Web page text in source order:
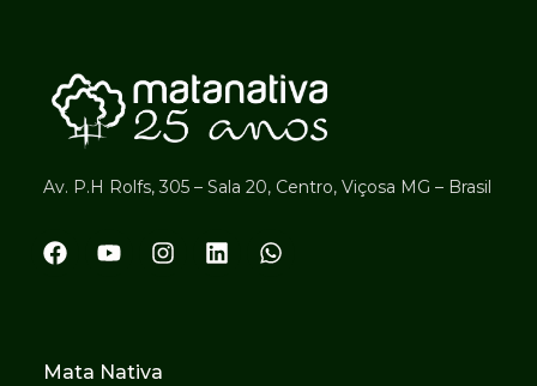
Av. P.H Rolfs, 305 – Sala 20, Centro, Viçosa MG – Brasil
Mata Nativa